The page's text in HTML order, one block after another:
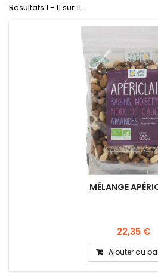
Résultats 1 - 11 sur 11.
MÉLANGE
22,35 €
Ajouter au